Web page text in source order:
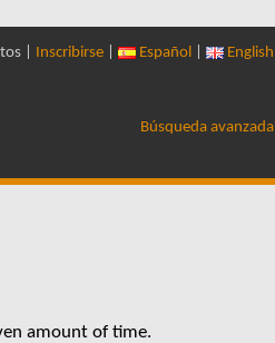
| Inscribirse Español English
Búsqueda avanzada
amount of time.